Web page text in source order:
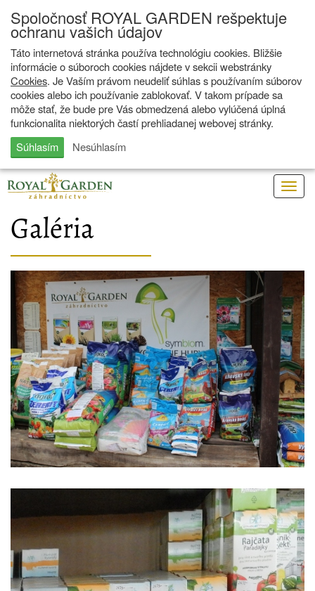
Spoločnosť ROYAL GARDEN rešpektuje
ochranu vašich údajov
Táto internetová stránka používa technológiu cookies. Bližšie
informácie o súboroch cookies nájdete v sekcii webstránky
Cookies. Je Vaším právom neudeliť súhlas s používaním súborov
cookies alebo ich používanie zablokovať. V takom prípade sa
môže stať, že bude pre Vás obmedzená alebo vylúčená úplná
funkcionalita niektorých častí prehliadanej webovej stránky.
Súhlasím
Nesúhlasím
Galéria